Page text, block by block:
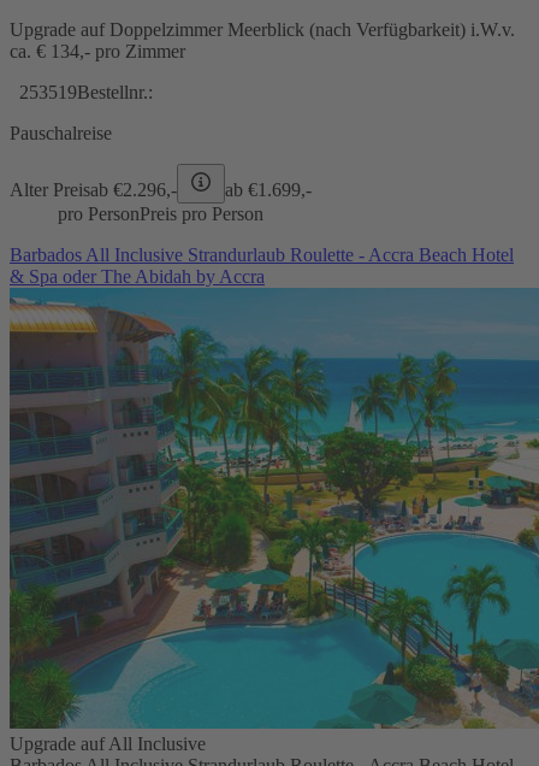
Upgrade auf Doppelzimmer Meerblick (nach Verfügbarkeit) i.W.v.
ca. € 134,- pro Zimmer
253519Bestellnr.:
Pauschalreise
Alter Preisab €2.296,- ab €1.699,-
pro PersonPreis pro Person
Barbados All Inclusive Strandurlaub Roulette - Accra Beach Hotel
& Spa oder The Abidah by Accra
Upgrade auf All Inclusive